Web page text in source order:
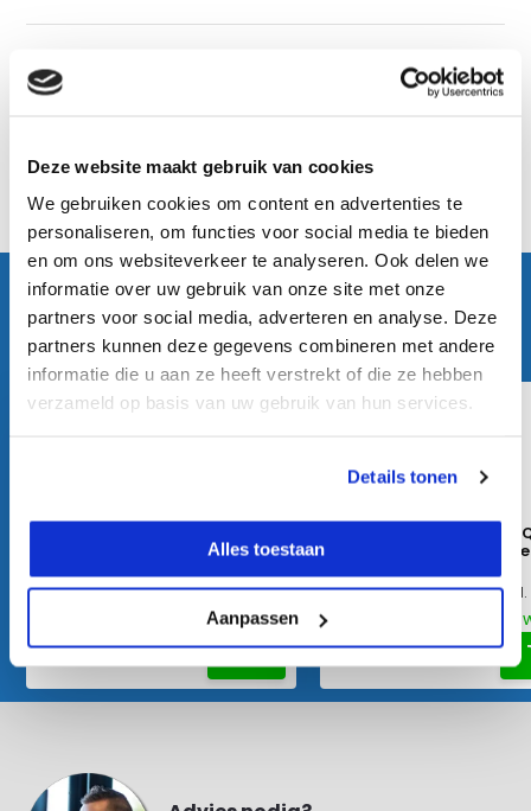
Deze website maakt gebruik van cookies
We gebruiken cookies om content en advertenties te
personaliseren, om functies voor social media te bieden
en om ons websiteverkeer te analyseren. Ook delen we
informatie over uw gebruik van onze site met onze
partners voor social media, adverteren en analyse. Deze
partners kunnen deze gegevens combineren met andere
informatie die u aan ze heeft verstrekt of die ze hebben
verzameld op basis van uw gebruik van hun services.
Details tonen
Alles toestaan
Aanpassen
Delen
KIJK OOK HIER EENS NAAR
Vergelijkbare producten:
€ 876,- € 749,- Excl. btw
Incl. btw
DeWalt DCLE15211R-
Roterende Laser
€ 1.197,- € 999,-
Incl.